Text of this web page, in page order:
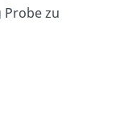
Probe zu